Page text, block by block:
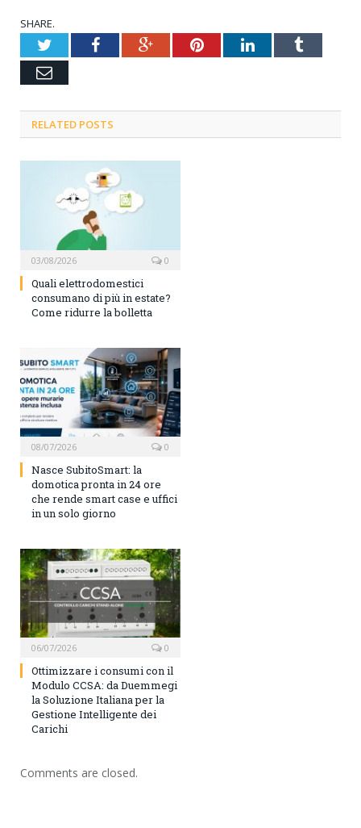
SHARE.
TwitterFacebookGoogle+PinterestLinkedInTumblr
Email
RELATED POSTS
03/08/2026 0
Quali elettrodomestici
consumano di più in estate?
Come ridurre la bolletta
08/07/2026 0
Nasce SubitoSmart: la
domotica pronta in 24 ore
che rende smart case e uffici
in un solo giorno
06/07/2026 0
Ottimizzare i consumi con il
Modulo CCSA: da Duemmegi
la Soluzione Italiana per la
Gestione Intelligente dei
Carichi
Comments are closed.